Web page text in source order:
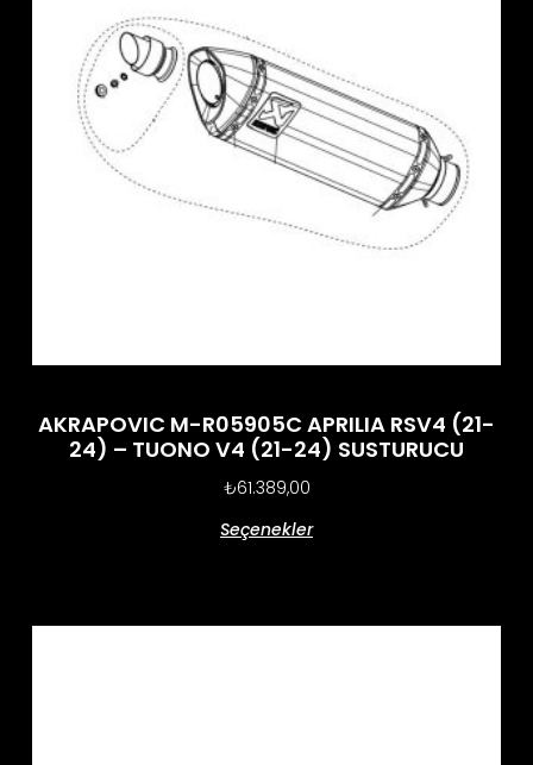
AKRAPOVIC M-R05905C APRILIA RSV4 (21-
24) – TUONO V4 (21-24) SUSTURUCU
₺61.389,00
Seçenekler